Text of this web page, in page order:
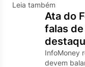
Leia também
Ata do
falas
InfoMoney
devem